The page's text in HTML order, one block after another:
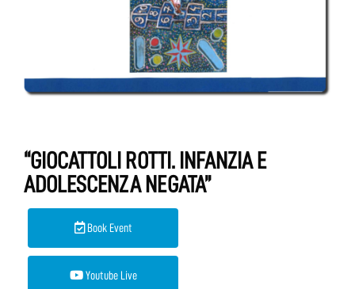
“GIOCATTOLI ROTTI. INFANZIA E
ADOLESCENZA NEGATA”
Book Event
Youtube Live